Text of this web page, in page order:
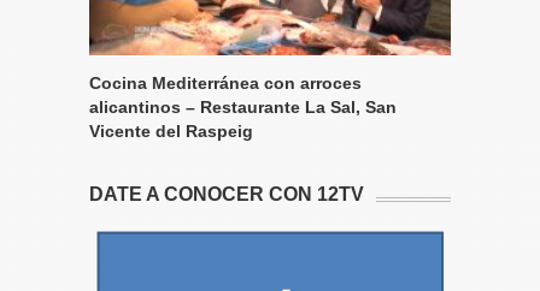
Cocina Mediterránea con arroces
alicantinos – Restaurante La Sal, San
Vicente del Raspeig
DATE A CONOCER CON 12TV